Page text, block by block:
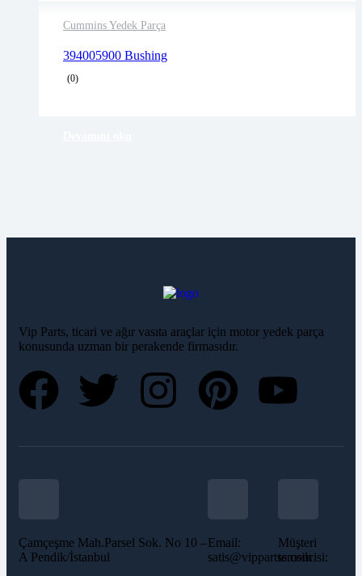
Cummins Yedek Parça
394005900 Bushing
(0)
Delivery time: 1-2 business days
Vip Parts, ticari ve ağır vasıta araçlar için motor yedek parça
konusunda uzman bir perakende firmasıdır.
Çamçeşme Mah.Parsel Sok. No 10 –
A Pendik/İstanbul
Email:
satis@vippartss.com
Müşteri
temsilcisi: